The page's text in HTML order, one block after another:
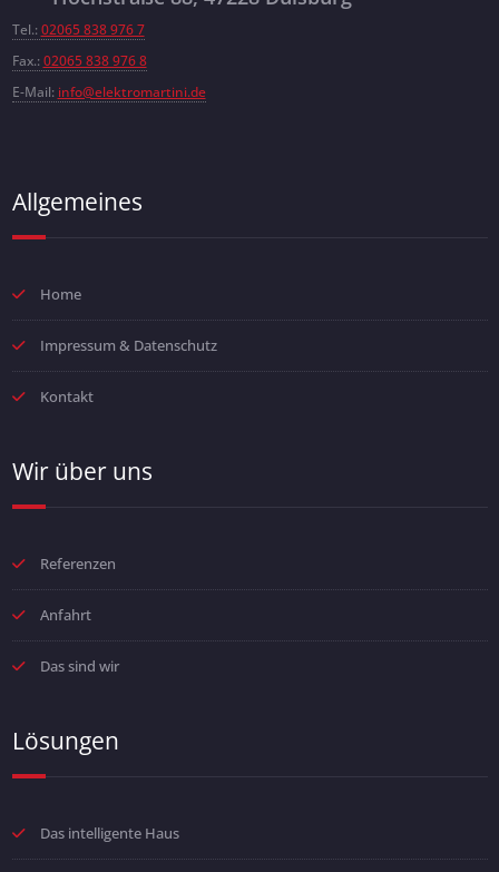
Tel.: 02065 838 976 7
Fax.: 02065 838 976 8
E-Mail: info@elektromartini.de
Allgemeines
Home
Impressum & Datenschutz
Kontakt
Wir über uns
Referenzen
Anfahrt
Das sind wir
Lösungen
Das intelligente Haus